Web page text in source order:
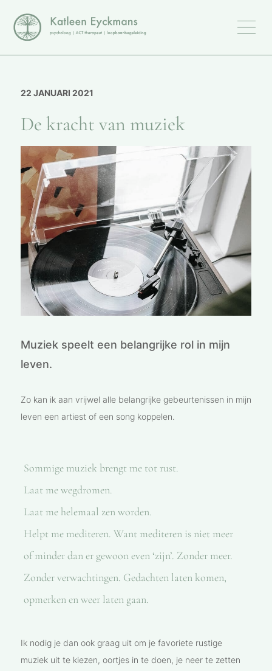
22 JANUARI 2021
De kracht van muziek
Muziek speelt een belangrijke rol in mijn
leven.
Zo kan ik aan vrijwel alle belangrijke gebeurtenissen in mijn
leven een artiest of een song koppelen.
Sommige muziek brengt me tot rust.
Laat me wegdromen.
Laat me helemaal zen worden.
Helpt me mediteren. Want mediteren is niet meer
of minder dan er gewoon even ‘zijn’. Zonder meer.
Zonder verwachtingen. Gedachten laten komen,
opmerken en weer laten gaan.
Ik nodig je dan ook graag uit om je favoriete rustige
muziek uit te kiezen, oortjes in te doen, je neer te zetten